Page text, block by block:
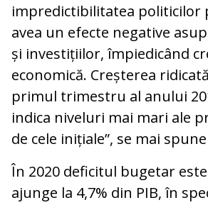
impredictibilitatea politicilor
avea un efecte negative
și investițiilor, împiedicând
economică. Creșterea
primul trimestru al anului
indica niveluri mai mari ale
de cele inițiale”, se mai
În 2020 deficitul bugetar
ajunge la 4,7% din PIB, în